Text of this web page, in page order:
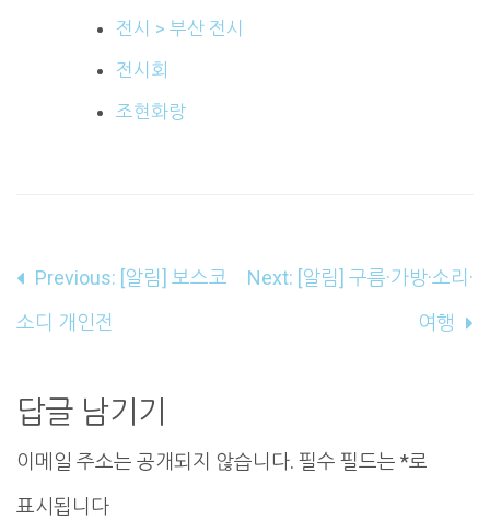
전시 > 부산 전시
전시회
조현화랑
글
내
게
이
션
Previous: [알림] 보스코
소디 개인전
Next: [알림] 구름·가방·소리·
여행
답글 남기기
이메일 주소는 공개되지 않습니다. 필수 필드는 *로
표시됩니다